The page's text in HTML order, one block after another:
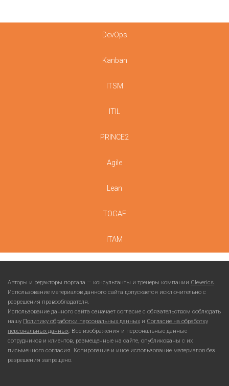
DevOps
Kanban
ITSM
ITIL
PRINCE2
Agile
Lean
TOGAF
ITAM
Авторы и редакторы портала — консультанты и тренеры компании Cleverics.
Использование материалов данного сайта допускается исключительно с
разрешения правообладателя.
Использование данного сайта означает согласие с обязательством соблюдать
нашу Политику обработки персональных данных и Согласие на обработку
персональных данных. Все изображения и персональные данные
сотрудников и клиентов, размещенные на сайте, опубликованы с их
письменного согласия. Копирование и иное использование материалов без
разрешения запрещено.